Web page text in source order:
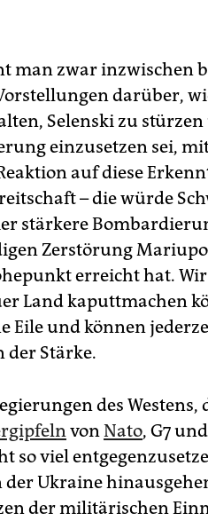
man zwar inzwischen
darüber,
Selenski zu
einzusetzen sei,
auf diese
– die würde
stärkere
Zerstörung
erreicht hat.
Land kaputtmachen
Eile und können
der Stärke.
des
von Nato, G7
so viel
Ukraine
der militärischen